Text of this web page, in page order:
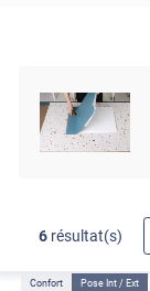
6 résultat(s)
Confort Pose Int / Ext